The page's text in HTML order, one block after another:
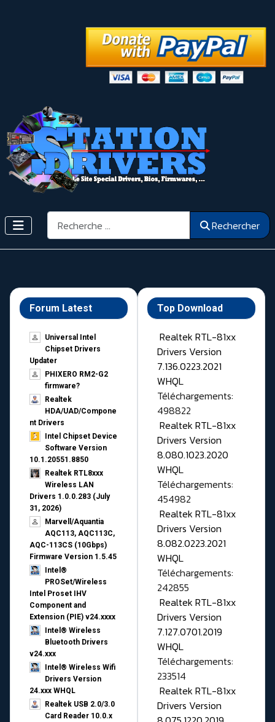
Rechercher Rechercher
Forum Latest
Universal Intel
Chipset Drivers
Updater​
PHIXERO RM2-G2
firmware?
Realtek
HDA/UAD/Compone
nt Drivers
Intel Chipset Device
Software Version
10.1.20551.8850
Realtek RTL8xxx
Wireless LAN
Drivers 1.0.0.283 (July
31, 2026)
Marvell/Aquantia
AQC113, AQC113C,
AQC-113CS (10Gbps)
Firmware Version 1.5.45
Intel®
PROSet/Wireless
Intel Proset IHV
Component and
Extension (PIE) v24.xxxx
Intel® Wireless
Bluetooth Drivers
v24.xxx
Intel® Wireless Wifi
Drivers Version
24.xxx WHQL
Realtek USB 2.0/3.0
Card Reader 10.0.x
Top Download
Realtek RTL-81xx
Drivers Version
7.136.0223.2021
WHQL
Téléchargements:
498822
Realtek RTL-81xx
Drivers Version
8.080.1023.2020
WHQL
Téléchargements:
454982
Realtek RTL-81xx
Drivers Version
8.082.0223.2021
WHQL
Téléchargements:
242855
Realtek RTL-81xx
Drivers Version
7.127.0701.2019
WHQL
Téléchargements:
233514
Realtek RTL-81xx
Drivers Version